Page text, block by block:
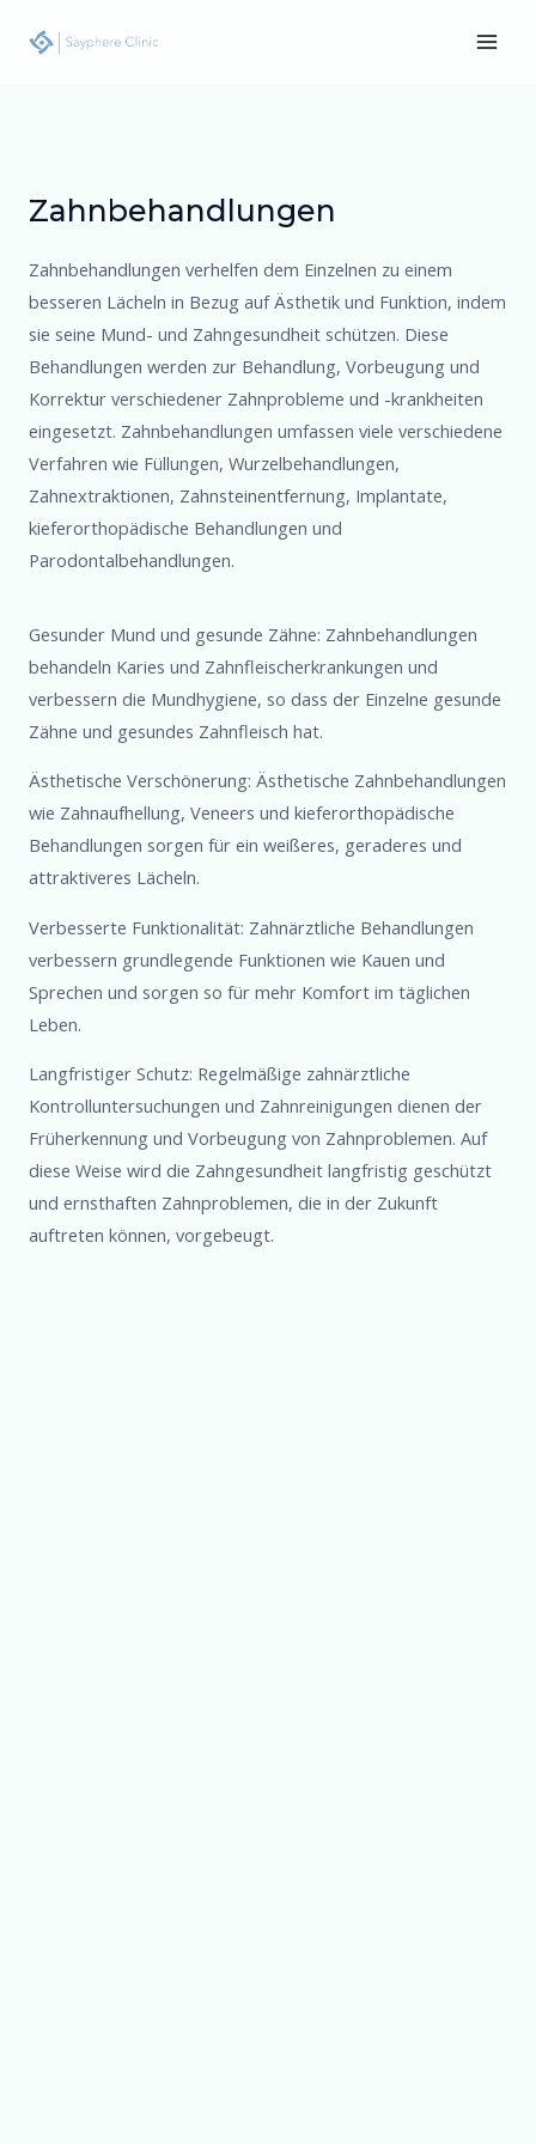
Inhalt
Zahnbehandlungen
Zahnbehandlungen verhelfen dem Einzelnen zu einem
besseren Lächeln in Bezug auf Ästhetik und Funktion, indem
sie seine Mund- und Zahngesundheit schützen. Diese
Behandlungen werden zur Behandlung, Vorbeugung und
Korrektur verschiedener Zahnprobleme und -krankheiten
eingesetzt. Zahnbehandlungen umfassen viele verschiedene
Verfahren wie Füllungen, Wurzelbehandlungen,
Zahnextraktionen, Zahnsteinentfernung, Implantate,
kieferorthopädische Behandlungen und
Parodontalbehandlungen.
Gesunder Mund und gesunde Zähne: Zahnbehandlungen
behandeln Karies und Zahnfleischerkrankungen und
verbessern die Mundhygiene, so dass der Einzelne gesunde
Zähne und gesundes Zahnfleisch hat.
Ästhetische Verschönerung: Ästhetische Zahnbehandlungen
wie Zahnaufhellung, Veneers und kieferorthopädische
Behandlungen sorgen für ein weißeres, geraderes und
attraktiveres Lächeln.
Verbesserte Funktionalität: Zahnärztliche Behandlungen
verbessern grundlegende Funktionen wie Kauen und
Sprechen und sorgen so für mehr Komfort im täglichen
Leben.
Langfristiger Schutz: Regelmäßige zahnärztliche
Kontrolluntersuchungen und Zahnreinigungen dienen der
Früherkennung und Vorbeugung von Zahnproblemen. Auf
diese Weise wird die Zahngesundheit langfristig geschützt
und ernsthaften Zahnproblemen, die in der Zukunft
auftreten können, vorgebeugt.